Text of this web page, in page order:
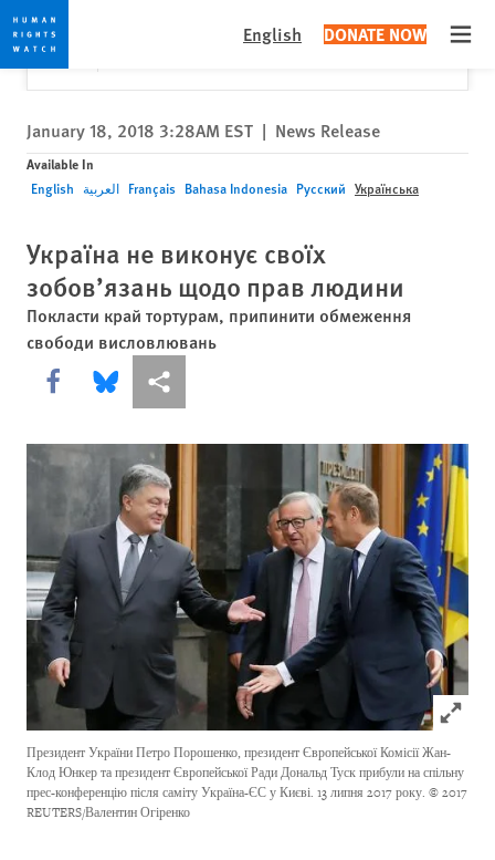
Skip
to
cookie
privacy
notice
Skip
to
main
content
English DONATE NOW
Would you like to read this page in English?
Yes
✕
January 18, 2018 3:28AM EST | News Release
Available In
English العربية Français Bahasa Indonesia Русский Українська
Україна не виконує своїх
зобов’язань щодо прав людини
Покласти край тортурам, припинити обмеження
свободи висловлювань
Share this via Facebook
Share this via Bluesky
Share this via Поділитися
Click to
Президент України Петро Порошенко, президент Європейської Комісії Жан-
Клод Юнкер та президент Європейської Ради Дональд Туск прибули на спільну
прес-конференцію після саміту Україна-ЄС у Києві. 13 липня 2017 року. © 2017
REUTERS/Валентин Огіренко